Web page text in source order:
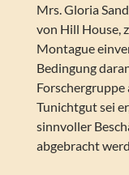
Mrs. Gloria
von Hill House,
Montague
Bedingung
Tunichtgut sei
sinnvoller
abgebracht